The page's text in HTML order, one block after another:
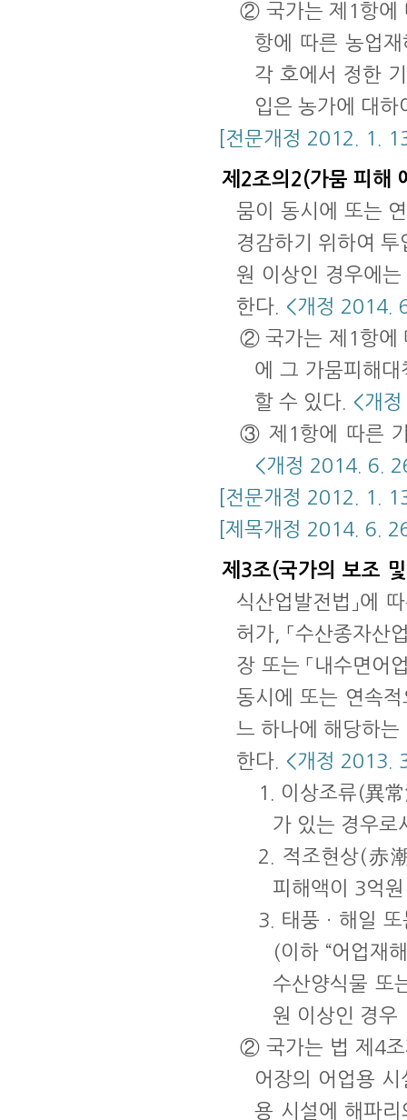
② 국가는 제1항에
항에 따른 농업
각 호에서 정한
입은 농가에 대하
[전문개정 2012. 1.
제2조의2(가뭄 피해
뭄이 동시에 또는
경감하기 위하여
원 이상인 경우에
한다. <개정 2014.
② 국가는 제1항에
에 그 가뭄피해
할 수 있다. <개
③ 제1항에 따른 가
<개정 2014. 6.
[전문개정 2012. 1.
[제목개정 2014. 6.
제3조(국가의 보조
식산업발전법」에
허가, 「수산종자산
장 또는 「내수면어
동시에 또는 연속
느 하나에 해당하
한다. <개정 2013.
1. 이상조류(異
가 있는 경우로
2. 적조현상(赤
피해액이 3억
3. 태풍ㆍ해일
(이하 “어업재
수산양식물 또
원 이상인 경우
② 국가는 법 제4조
어장의 어업용
용 시설에 해파